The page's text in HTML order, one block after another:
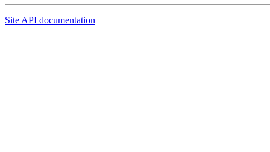
Site API documentation